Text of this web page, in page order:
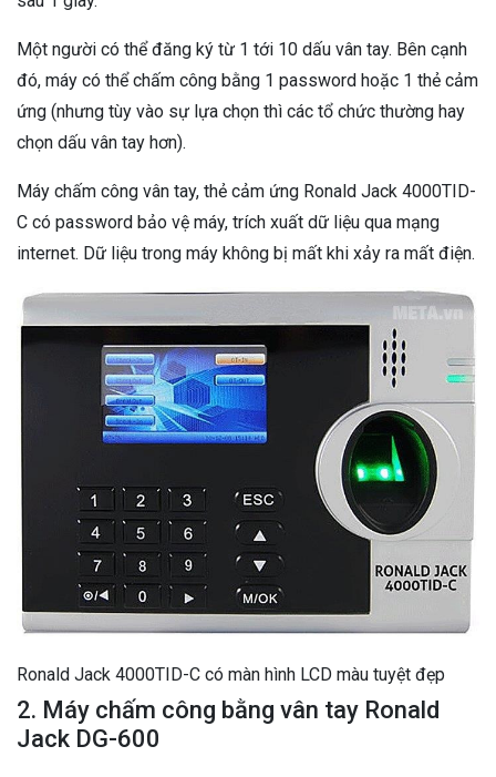
Một người có thể đăng ký từ 1 tới 10 dấu vân tay. Bên cạnh
đó, máy có thể chấm công bằng 1 password hoặc 1 thẻ cảm
ứng (nhưng tùy vào sự lựa chọn thì các tổ chức thường hay
chọn dấu vân tay hơn).
Máy chấm công vân tay, thẻ cảm ứng Ronald Jack 4000TID-
C có password bảo vệ máy, trích xuất dữ liệu qua mạng
internet. Dữ liệu trong máy không bị mất khi xảy ra mất điện.
Ronald Jack 4000TID-C có màn hình LCD màu tuyệt đẹp
2. Máy chấm công bằng vân tay Ronald
Jack DG-600